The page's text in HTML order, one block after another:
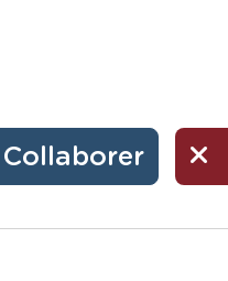
Collaborer